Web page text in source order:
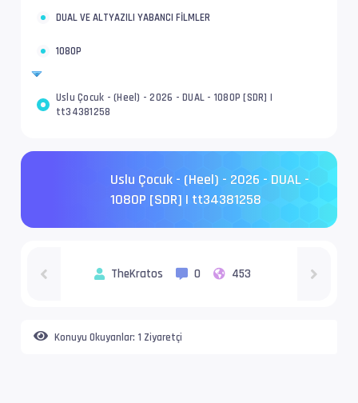
DUAL VE ALTYAZILI YABANCI FİLMLER
1080P
Uslu Çocuk - (Heel) - 2026 - DUAL - 1080P [SDR] |
tt34381258
Uslu Çocuk - (Heel) - 2026 - DUAL -
1080P [SDR] | tt34381258
TheKratos 0 453
Konuyu Okuyanlar: 1 Ziyaretçi